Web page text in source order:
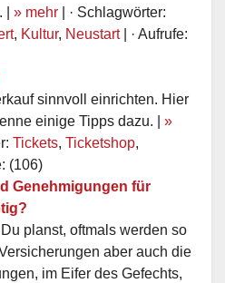
| » mehr
| · Schlagwörter:
, Kultur, Neustart| · Aufrufe:
sinnvoll einrichten. Hier
einige Tipps dazu. | »
Tickets, Ticketshop,
(106)
Genehmigungen für
planst, oftmals werden so
aber auch die
im Eifer des Gefechts,